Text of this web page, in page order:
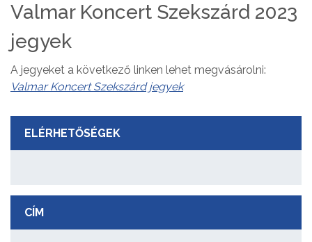
Valmar Koncert Szekszárd 2023
jegyek
A jegyeket a következő linken lehet megvásárolni:
Valmar Koncert Szekszárd jegyek
ELÉRHETŐSÉGEK
CÍM